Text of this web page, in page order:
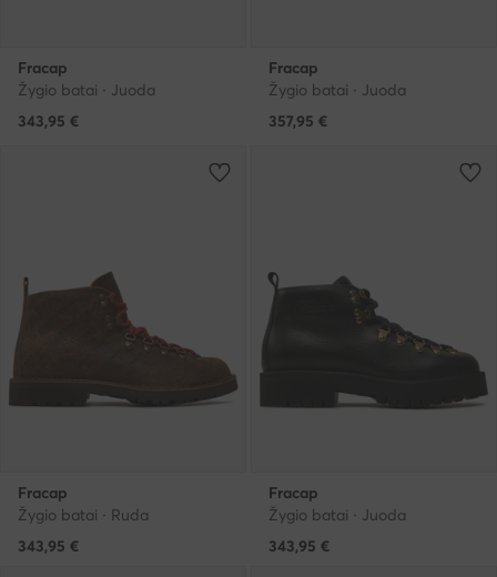
Fracap
Žygio batai · Juoda
343,95 €
Fracap
Žygio batai · Juoda
357,95 €
Fracap
Žygio batai · Ruda
343,95 €
Fracap
Žygio batai · Juoda
343,95 €